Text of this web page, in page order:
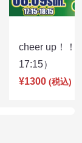
cheer up！
17:15）
¥1300 (税込)